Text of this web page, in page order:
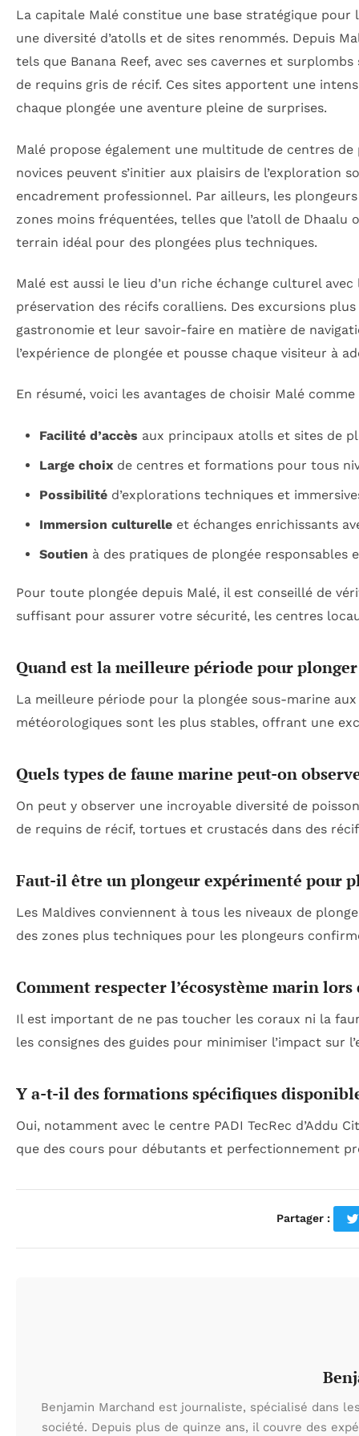
La capitale Malé constitue une base stratégique
une diversité d’atolls et de sites renommés. Depuis
tels que Banana Reef, avec ses cavernes et
de requins gris de récif. Ces sites apportent une
chaque plongée une aventure pleine de surprises.
Malé propose également une multitude de centres
novices peuvent s’initier aux plaisirs de l’exploration
encadrement professionnel. Par ailleurs, les
zones moins fréquentées, telles que l’atoll de
terrain idéal pour des plongées plus techniques.
Malé est aussi le lieu d’un riche échange culturel
préservation des récifs coralliens. Des excursions
gastronomie et leur savoir-faire en matière de
l’expérience de plongée et pousse chaque visiteur à
En résumé, voici les avantages de choisir Malé
Facilité d’accès aux principaux atolls et sites de
Large choixde centres et formations pour tous
Possibilitéd’explorations techniques et
Immersion culturelleet échanges enrichissants
Soutien à des pratiques de plongée responsables
Pour toute plongée depuis Malé, il est conseillé de
suffisant pour assurer votre sécurité, les centres
Quand est la meilleure période pour
La meilleure période pour la plongée sous-marine
météorologiques sont les plus stables, offrant une
Quels types de faune marine peut-on
On peut y observer une incroyable diversité de
de requins de récif, tortues et crustacés dans des
Faut-il être un plongeur expérimenté pour
Les Maldives conviennent à tous les niveaux de
des zones plus techniques pour les plongeurs
Comment respecter l’écosystème marin lors
Il est important de ne pas toucher les coraux ni la
les consignes des guides pour minimiser l’impact sur
Y a-t-il des formations spécifiques
Oui, notamment avec le centre PADI TecRec d’Addu
que des cours pour débutants et perfectionnement
Partager :
Benjamin Marchand est journaliste, spécialisé dans
société. Depuis plus de quinze ans, il couvre des